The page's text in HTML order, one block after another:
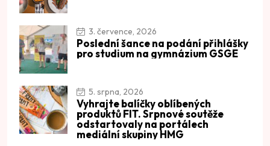
3. července, 2026
Poslední šance na podání přihlášky
pro studium na gymnázium GSGE
5. srpna, 2026
Vyhrajte balíčky oblíbených
produktů FIT. Srpnové soutěže
odstartovaly na portálech
mediální skupiny HMG